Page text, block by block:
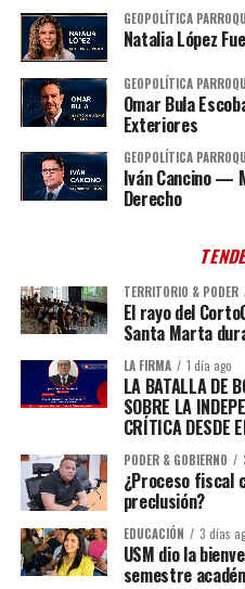
GEOPOLÍTICA
Natalia López
GEOPOLÍTICA
Omar Bula
Exteriores
GEOPOLÍTICA
Iván Cancino —
Derecho
TERRITORIO & PODER
El rayo del
Santa Marta
LA FIRMA 1 día ago
LA BATALLA DE
SOBRE LA
CRÍTICA DESDE
PODER & GOBIERNO
¿Proceso fiscal
preclusión?
EDUCACIÓN 3 días
USM dio la
semestre